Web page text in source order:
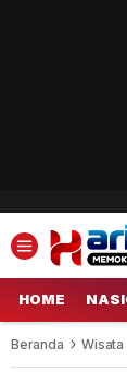
HOME
Beranda Wisata